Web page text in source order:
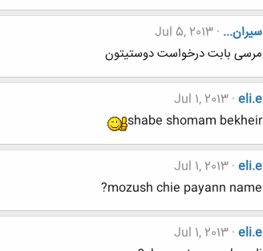
سیران... Jul 5, 2013
مرسی بابت درخواست دوستیتون
eli.e
Jul 1, 2013
shabe shomam bekheir
eli.e
Jul 1, 2013
mozush chie payann name?
eli.e
Jul 1, 2013